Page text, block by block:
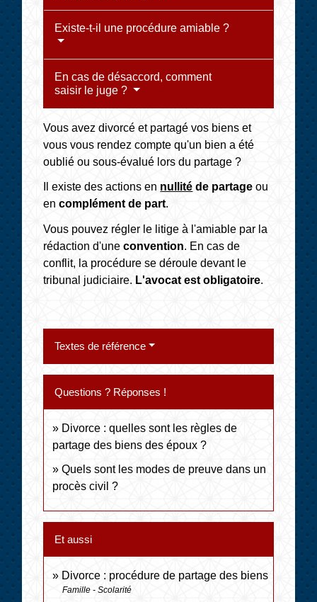
Existe-t-il une procédure amiable ?
En cas de désaccord, comment
saisir le juge ?
Vous avez divorcé et partagé vos biens et
vous vous rendez compte qu'un bien a été
oublié ou sous-évalué lors du partage ?
Il existe des actions en nullité de partage ou
encomplément de part.
Vous pouvez régler le litige à l'amiable par la
rédaction d'uneconvention. En cas de
conflit, la procédure se déroule devant le
tribunal judiciaire. L'avocat est obligatoire.
Textes de référence
Questions ? Réponses !
Divorce : quelles sont les règles de
partage des biens des époux ?
Quels sont les modes de preuve dans un
procès civil ?
Et aussi
Divorce : procédure de partage des biens
Famille - Scolarité